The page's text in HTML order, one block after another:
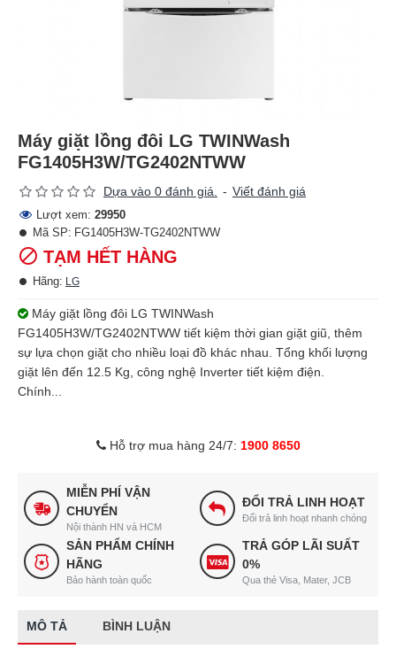
Máy giặt lồng đôi LG TWINWash
FG1405H3W/TG2402NTWW
Dựa vào 0 đánh giá. - Viết đánh giá
Lượt xem: 29950
TẠM HẾT HÀNG
Hãng: LG
Mã SP: FG1405H3W-TG2402NTWW
Máy giặt lồng đôi LG TWINWash
FG1405H3W/TG2402NTWW tiết kiệm thời gian giặt giũ, thêm
sự lựa chọn giặt cho nhiều loại đồ khác nhau. Tổng khối lượng
giặt lên đến 12.5 Kg, công nghệ Inverter tiết kiệm điện.
Chính...
Hỗ trợ mua hàng 24/7: 1900 8650
MIỄN PHÍ VẬN
CHUYỂN
Nội thành HN và HCM
ĐỔI TRẢ LINH HOẠT
Đổi trả linh hoạt nhanh chóng
SẢN PHẨM CHÍNH
HÃNG
Bảo hành toàn quốc
TRẢ GÓP LÃI SUẤT
0%
Qua thẻ Visa, Mater, JCB
MÔ TẢ BÌNH LUẬN